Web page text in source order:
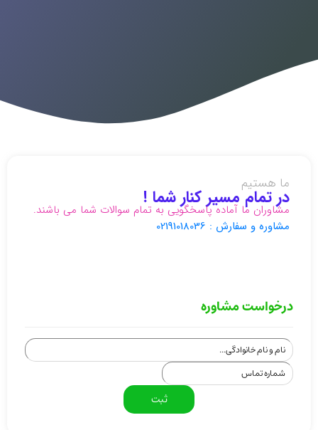
ما هستیم
در تمام مسیر کنار شما !
مشاوران ما آماده پاسخگویی به تمام سوالات شما می باشند.
مشاوره و سفارش : 02191018036
درخواست مشاوره
ثبت